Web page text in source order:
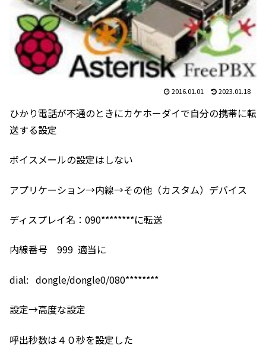
2016.01.01 2023.01.18
ひかり電話が不通のときにカケホーダイで自分の携帯に転
送する設定
ボイスメールの設定はしない
アプリケーション→内線→その他（カスタム）デバイス
ディスプレイ名：090********に転送
内線番号 999 適当に
dial: dongle/dongle0/080********
設定→高度な設定
呼出秒数は４０秒を設定した